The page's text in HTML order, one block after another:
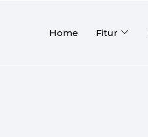
Home Fitur